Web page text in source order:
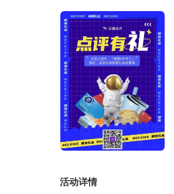
活动详情